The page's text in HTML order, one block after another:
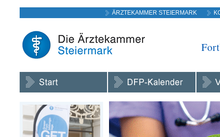
ÄRZTEKAMMER STEIERMARK